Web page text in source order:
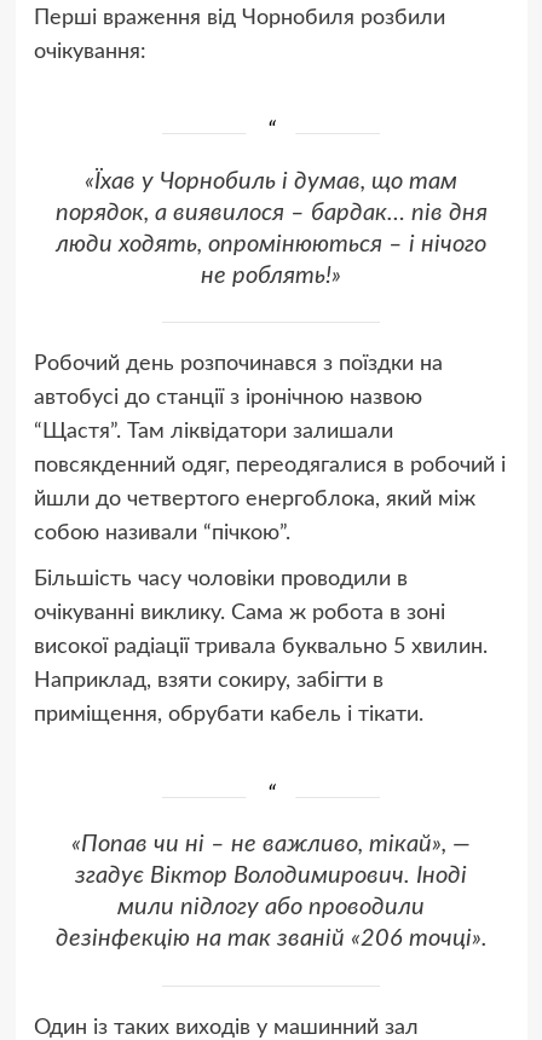
Перші враження від Чорнобиля розбили
очікування:
«Їхав у Чорнобиль і думав, що там
порядок, а виявилося – бардак… пів дня
люди ходять, опромінюються – і нічого
не роблять!»
Робочий день розпочинався з поїздки на
автобусі до станції з іронічною назвою
“Щастя”. Там ліквідатори залишали
повсякденний одяг, переодягалися в робочий і
йшли до четвертого енергоблока, який між
собою називали “пічкою”.
Більшість часу чоловіки проводили в
очікуванні виклику. Сама ж робота в зоні
високої радіації тривала буквально 5 хвилин.
Наприклад, взяти сокиру, забігти в
приміщення, обрубати кабель і тікати.
«Попав чи ні – не важливо, тікай», —
згадує Віктор Володимирович. Іноді
мили підлогу або проводили
дезінфекцію на так званій «206 точці».
Один із таких виходів у машинний зал